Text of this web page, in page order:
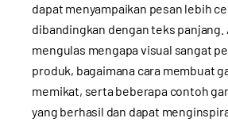
dapat menyampaikan pesan lebih
dibandingkan dengan teks panjang.
mengulas mengapa visual sangat
produk, bagaimana cara membuat
memikat, serta beberapa contoh
yang berhasil dan dapat